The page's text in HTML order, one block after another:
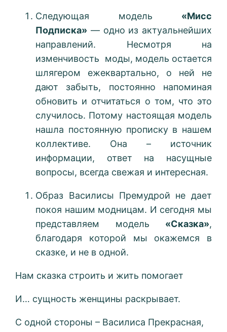
Следующая модель «Мисс
Подписка» — одно из актуальнейших
направлений. Несмотря на
изменчивость моды, модель остается
шлягером ежеквартально, о ней не
дают забыть, постоянно напоминая
обновить и отчитаться о том, что это
случилось. Потому настоящая модель
нашла постоянную прописку в нашем
коллективе. Она – источник
информации, ответ на насущные
вопросы, всегда свежая и интересная.
Образ Василисы Премудрой не дает
покоя нашим модницам. И сегодня мы
представляем модель «Сказка»,
благодаря которой мы окажемся в
сказке, и не в одной.
Нам сказка строить и жить помогает
И… сущность женщины раскрывает.
С одной стороны – Василиса Прекрасная,